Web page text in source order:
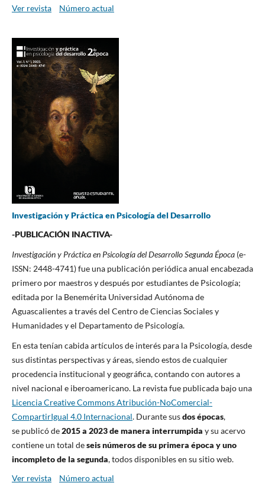
Ver revista
Número actual
Investigación y Práctica en Psicología del Desarrollo
-PUBLICACIÓN INACTIVA-
Investigación y Práctica en Psicología del Desarrollo Segunda Época (e-
ISSN: 2448-4741) fue una publicación periódica anual encabezada
primero por maestros y después por estudiantes de Psicología;
editada por la Benemérita Universidad Autónoma de
Aguascalientes a través del Centro de Ciencias Sociales y
Humanidades y el Departamento de Psicología.
En esta tenían cabida artículos de interés para la Psicología, desde
sus distintas perspectivas y áreas, siendo estos de cualquier
procedencia institucional y geográfica, contando con autores a
nivel nacional e iberoamericano. La revista fue publicada bajo una
Licencia Creative Commons Atribución-NoComercial-
CompartirIgual 4.0 Internacional. Durante susdos épocas,
se publicó de2015 a 2023 de manera interrumpida y su acervo
contiene un total deseis números de su primera época y uno
incompleto de la segunda, todos disponibles en su sitio web.
Ver revista
Número actual